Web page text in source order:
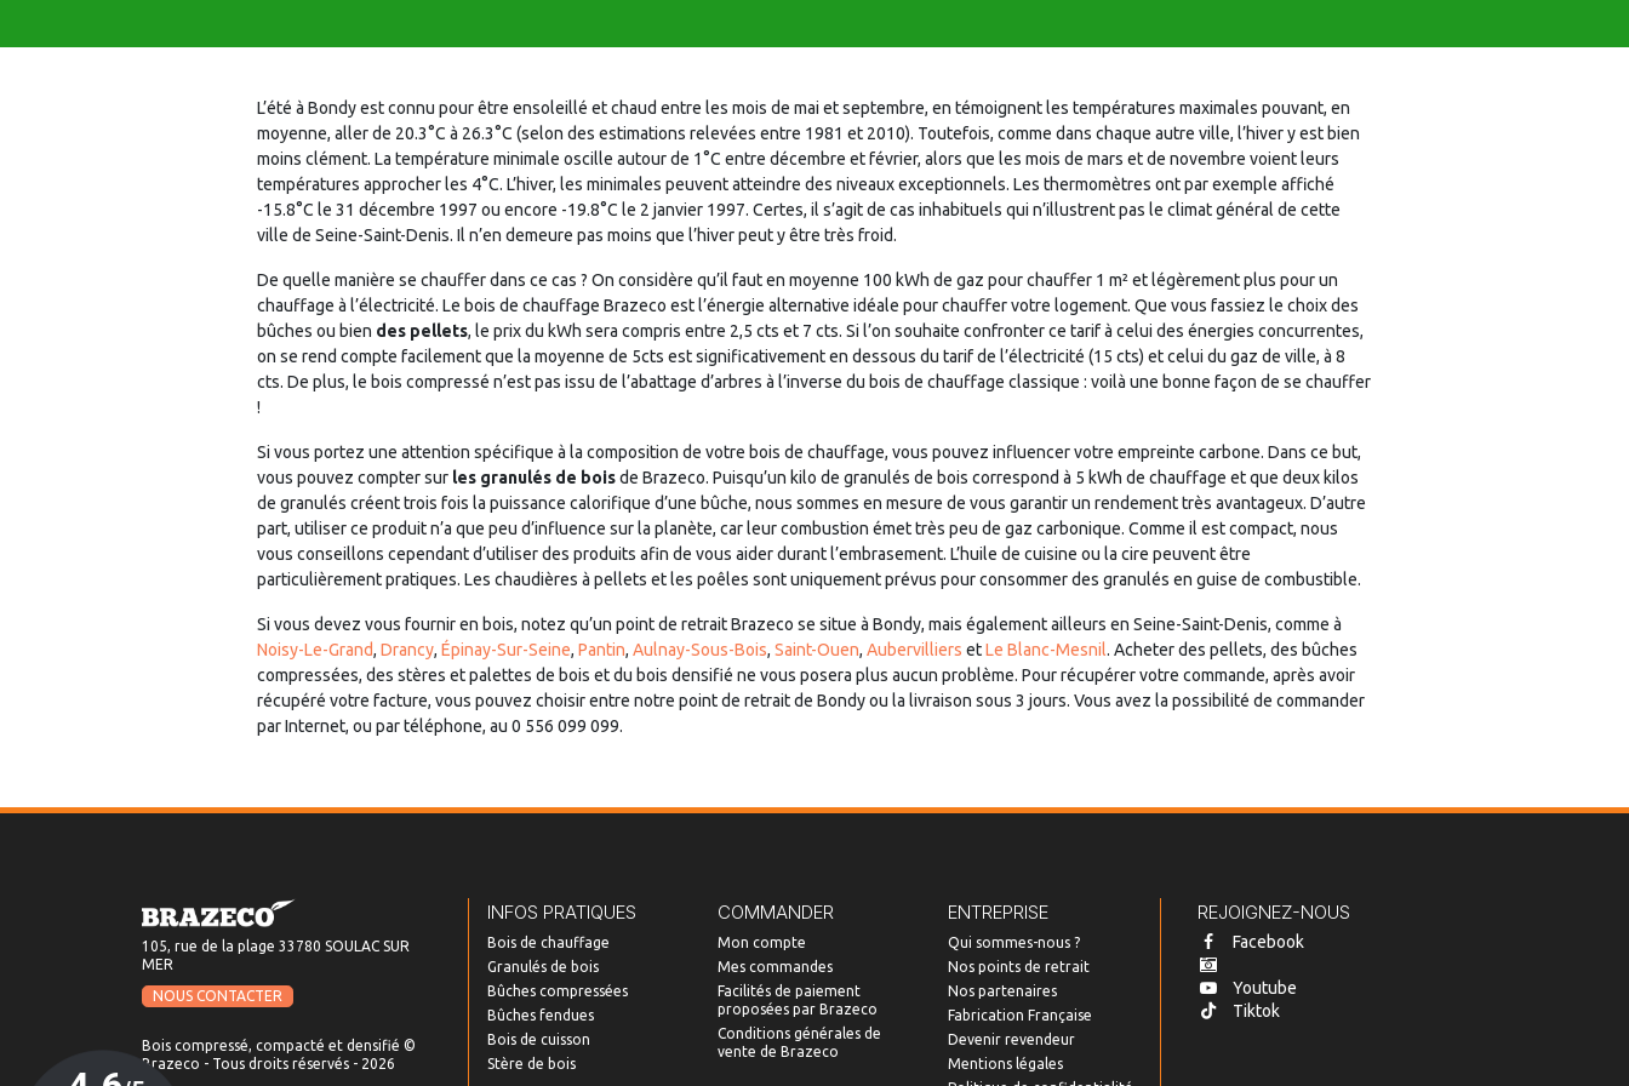
L’été à Bondy est connu pour être ensoleillé et chaud entre les mois de mai et septembre, en témoignent les températures maximales pouvant, en
moyenne, aller de 20.3°C à 26.3°C (selon des estimations relevées entre 1981 et 2010). Toutefois, comme dans chaque autre ville, l’hiver y est bien
moins clément. La température minimale oscille autour de 1°C entre décembre et février, alors que les mois de mars et de novembre voient leurs
températures approcher les 4°C. L’hiver, les minimales peuvent atteindre des niveaux exceptionnels. Les thermomètres ont par exemple affiché
-15.8°C le 31 décembre 1997 ou encore -19.8°C le 2 janvier 1997. Certes, il s’agit de cas inhabituels qui n’illustrent pas le climat général de cette
ville de Seine-Saint-Denis. Il n’en demeure pas moins que l’hiver peut y être très froid.
De quelle manière se chauffer dans ce cas ? On considère qu’il faut en moyenne 100 kWh de gaz pour chauffer 1 m² et légèrement plus pour un
chauffage à l’électricité. Le bois de chauffage Brazeco est l’énergie alternative idéale pour chauffer votre logement. Que vous fassiez le choix des
bûches ou bien des pellets, le prix du kWh sera compris entre 2,5 cts et 7 cts. Si l’on souhaite confronter ce tarif à celui des énergies concurrentes,
on se rend compte facilement que la moyenne de 5cts est significativement en dessous du tarif de l’électricité (15 cts) et celui du gaz de ville, à 8
cts. De plus, le bois compressé n’est pas issu de l’abattage d’arbres à l’inverse du bois de chauffage classique : voilà une bonne façon de se chauffer
!
Si vous portez une attention spécifique à la composition de votre bois de chauffage, vous pouvez influencer votre empreinte carbone. Dans ce but,
vous pouvez compter sur les granulés de boisde Brazeco. Puisqu’un kilo de granulés de bois correspond à 5 kWh de chauffage et que deux kilos
de granulés créent trois fois la puissance calorifique d’une bûche, nous sommes en mesure de vous garantir un rendement très avantageux. D’autre
part, utiliser ce produit n’a que peu d’influence sur la planète, car leur combustion émet très peu de gaz carbonique. Comme il est compact, nous
vous conseillons cependant d’utiliser des produits afin de vous aider durant l’embrasement. L’huile de cuisine ou la cire peuvent être
particulièrement pratiques. Les chaudières à pellets et les poêles sont uniquement prévus pour consommer des granulés en guise de combustible.
Si vous devez vous fournir en bois, notez qu’un point de retrait Brazeco se situe à Bondy, mais également ailleurs en Seine-Saint-Denis, comme à
Noisy-Le-Grand, Drancy, Épinay-Sur-Seine, Pantin, Aulnay-Sous-Bois, Saint-Ouen, Aubervilliers etLe Blanc-Mesnil. Acheter des pellets, des bûches
compressées, des stères et palettes de bois et du bois densifié ne vous posera plus aucun problème. Pour récupérer votre commande, après avoir
récupéré votre facture, vous pouvez choisir entre notre point de retrait de Bondy ou la livraison sous 3 jours. Vous avez la possibilité de commander
par Internet, ou par téléphone, au 0 556 099 099.
105, rue de la plage 33780 SOULAC SUR
MER
NOUS CONTACTER
Bois compressé, compacté et densifié ©
Brazeco - Tous droits réservés - 2026
INFOS PRATIQUES
Bois de chauffage
Granulés de bois
Bûches compressées
Bûches fendues
Bois de cuisson
Stère de bois
COMMANDER
Mon compte
Mes commandes
Facilités de paiement
proposées par Brazeco
Conditions générales de
vente de Brazeco
ENTREPRISE
Qui sommes-nous ?
Nos points de retrait
Nos partenaires
Fabrication Française
Devenir revendeur
Mentions légales
REJOIGNEZ-NOUS
Facebook
Youtube
Tiktok